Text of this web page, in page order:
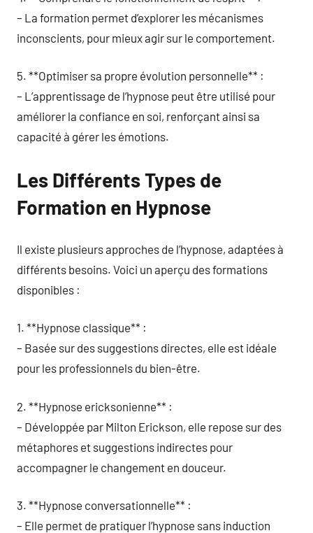
– La formation permet d’explorer les mécanismes
inconscients, pour mieux agir sur le comportement.
5. **Optimiser sa propre évolution personnelle** :
– L’apprentissage de l’hypnose peut être utilisé pour
améliorer la confiance en soi, renforçant ainsi sa
capacité à gérer les émotions.
Les Différents Types de
Formation en Hypnose
Il existe plusieurs approches de l’hypnose, adaptées à
différents besoins. Voici un aperçu des formations
disponibles :
1. **Hypnose classique** :
– Basée sur des suggestions directes, elle est idéale
pour les professionnels du bien-être.
2. **Hypnose ericksonienne** :
– Développée par Milton Erickson, elle repose sur des
métaphores et suggestions indirectes pour
accompagner le changement en douceur.
3. **Hypnose conversationnelle** :
– Elle permet de pratiquer l’hypnose sans induction